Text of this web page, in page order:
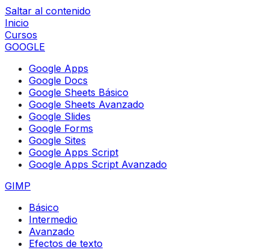
Saltar al contenido
Inicio
Cursos
GOOGLE
Google Apps
Google Docs
Google Sheets Básico
Google Sheets Avanzado
Google Slides
Google Forms
Google Sites
Google Apps Script
Google Apps Script Avanzado
GIMP
Básico
Intermedio
Avanzado
Efectos de texto